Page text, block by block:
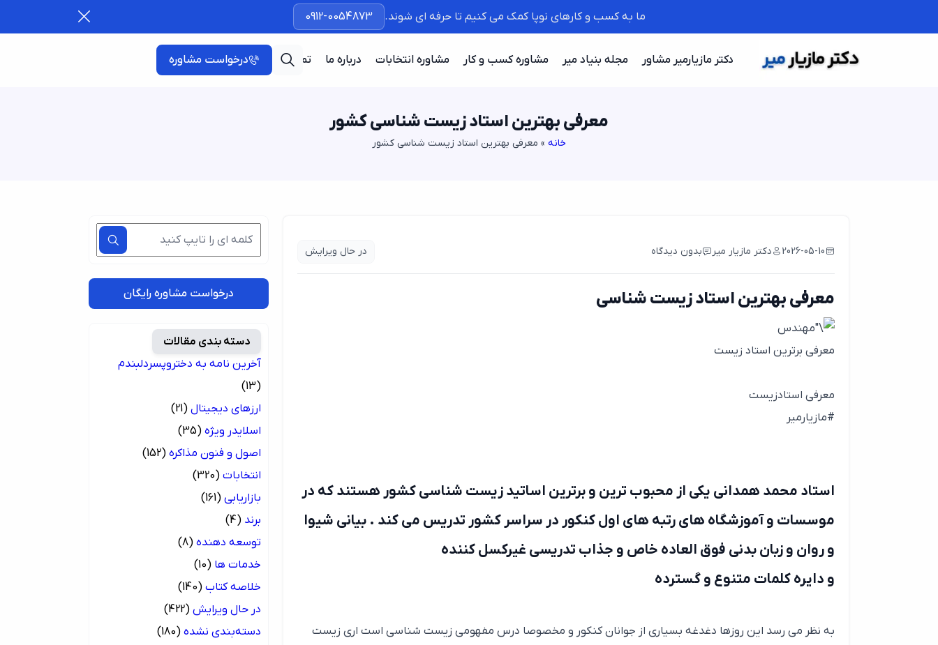
ما به کسب و کارهای نوپا کمک می کنیم تا حرفه ای شوند. 0912-0054873
دکتر مازیارمیر مشاور مجله بنیاد میر مشاوره کسب و کار مشاوره انتخابات درباره ما تماس با ما درخواست مشاوره
معرفی بهترین استاد زیست شناسی کشور
خانه » معرفی بهترین استاد زیست شناسی کشور
2026-05-10 دکتر مازیار میر بدون دیدگاه در حال ویرایش
معرفی بهترین استاد زیست شناسی
معرفی برترین استاد زیست
معرفی استادزیست
#مازیارمیر
استاد محمد همدانی یکی از محبوب ترین و برترین اساتید زیست شناسی کشور هستند که در
موسسات و آموزشگاه های رتبه های اول کنکور در سراسر کشور تدریس می کند . بیانی شیوا
و روان و زبان بدنی فوق العاده خاص و جذاب تدریسی غیرکسل کننده
و دایره کلمات متنوع و گسترده
به نظر می رسد این روزها دغدغه بسیاری از جوانان کنکور و مخصوصا درس مفهومی زیست شناسی است اری زیست
درخواست مشاوره رایگان
دسته بندی مقالات
آخرین نامه به دختروپسردلبندم
(13)
ارزهای دیجیتال (21)
اسلایدر ویژه (35)
اصول و فنون مذاکره (152)
انتخابات (320)
بازاریابی (161)
برند (4)
توسعه دهنده (8)
خدمات ها (10)
خلاصه کتاب (140)
در حال ویرایش (422)
دسته‌بندی نشده (180)